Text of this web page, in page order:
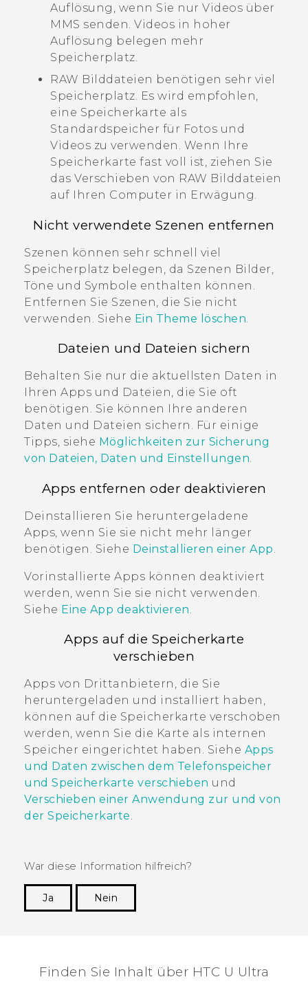
Auflösung, wenn Sie nur Videos über
MMS senden. Videos in hoher
Auflösung belegen mehr
Speicherplatz.
RAW Bilddateien benötigen sehr viel
Speicherplatz. Es wird empfohlen,
eine Speicherkarte als
Standardspeicher für Fotos und
Videos zu verwenden. Wenn Ihre
Speicherkarte fast voll ist, ziehen Sie
das Verschieben von RAW Bilddateien
auf Ihren Computer in Erwägung.
Nicht verwendete Szenen entfernen
Szenen können sehr schnell viel
Speicherplatz belegen, da Szenen Bilder,
Töne und Symbole enthalten können.
Entfernen Sie Szenen, die Sie nicht
verwenden. Siehe Ein Theme löschen
Dateien und Dateien sichern
Behalten Sie nur die aktuellsten Daten in
Ihren Apps und Dateien, die Sie oft
benötigen. Sie können Ihre anderen
Daten und Dateien sichern. Für einige
Tipps, siehe Möglichkeiten zur Sicherung
von Dateien, Daten und Einstellungen.
Apps entfernen oder deaktivieren
Deinstallieren Sie heruntergeladene
Apps, wenn Sie sie nicht mehr länger
benötigen. Siehe Deinstallieren einer App
Vorinstallierte Apps können deaktiviert
werden, wenn Sie sie nicht verwenden.
Siehe Eine App deaktivieren
Apps auf die Speicherkarte
verschieben
Apps von Drittanbietern, die Sie
heruntergeladen und installiert haben,
können auf die Speicherkarte verschoben
werden, wenn Sie die Karte als internen
Speicher eingerichtet haben. Siehe Apps
und Daten zwischen dem Telefonspeicher
und Speicherkarte verschieben und
Verschieben einer Anwendung zur und von
der Speicherkarte.
War diese Information hilfreich?
Ja
Nein
Finden Sie Inhalt über‎ HTC U Ultra